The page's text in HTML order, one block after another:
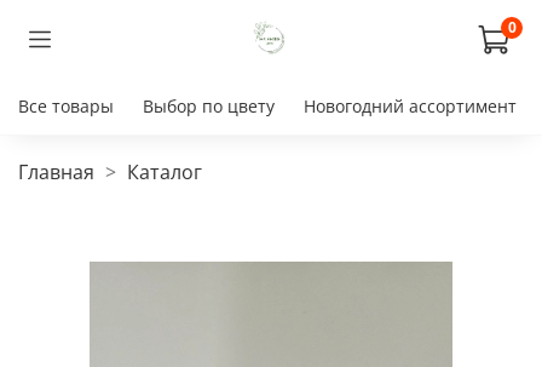
0
Все товары Выбор по цвету Новогодний ассортимент
Главная Каталог